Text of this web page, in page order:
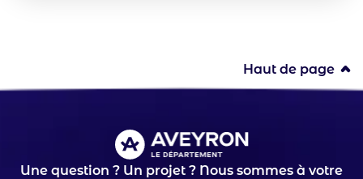
Haut de page
Une question ? Un projet ? Nous sommes à votre